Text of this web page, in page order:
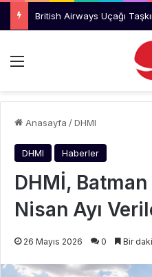
Menü
Anasayfa /DHMI
DHMI Haberler
DHMİ, Batman
Nisan Ayı
26 Mayıs 2026 0 Bir